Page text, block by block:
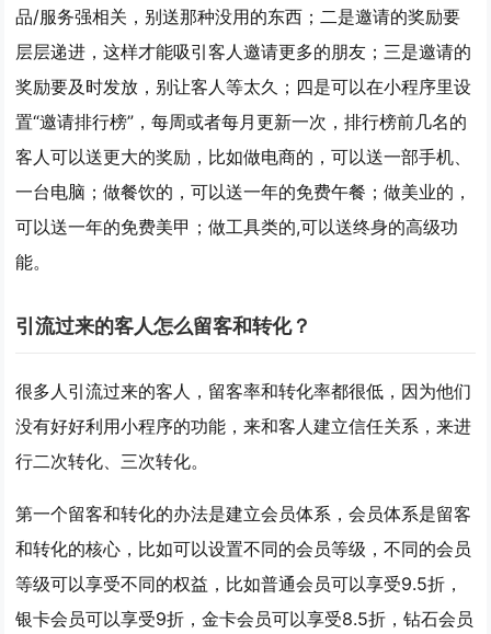
品/服务强相关，别送那种没用的东西；二是邀请的奖励要
层层递进，这样才能吸引客人邀请更多的朋友；三是邀请的
奖励要及时发放，别让客人等太久；四是可以在小程序里设
置“邀请排行榜”，每周或者每月更新一次，排行榜前几名的
客人可以送更大的奖励，比如做电商的，可以送一部手机、
一台电脑；做餐饮的，可以送一年的免费午餐；做美业的，
可以送一年的免费美甲；做工具类的,可以送终身的高级功
能。
引流过来的客人怎么留客和转化？
很多人引流过来的客人，留客率和转化率都很低，因为他们
没有好好利用小程序的功能，来和客人建立信任关系，来进
行二次转化、三次转化。
第一个留客和转化的办法是建立会员体系 ，会员体系是留客
和转化的核心，比如可以设置不同的会员等级，不同的会员
等级可以享受不同的权益，比如普通会员可以享受9.5折，
银卡会员可以享受9折，金卡会员可以享受8.5折，钻石会员